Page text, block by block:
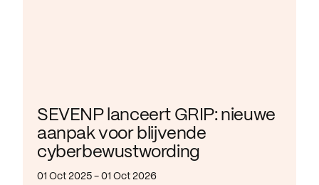
SEVENP lanceert GRIP: nieuwe
aanpak voor blijvende
cyberbewustwording
01 Oct 2025 - 01 Oct 2026